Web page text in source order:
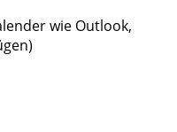
wie Outlook,